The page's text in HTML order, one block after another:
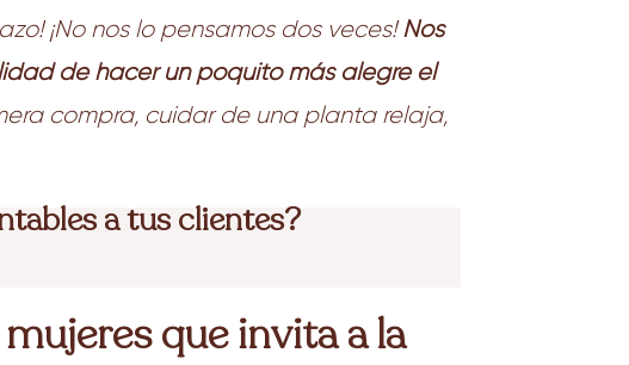
¡No nos lo pensamos dos veces!Nos
de hacer un poquito más alegre el
compra, cuidar de una planta relaja,
a tus clientes?
que invita a la